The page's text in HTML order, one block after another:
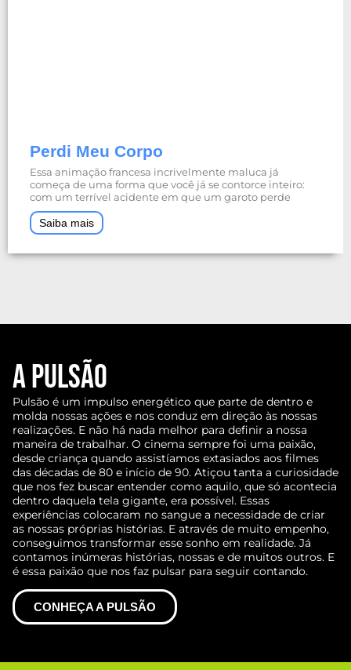
Perdi Meu Corpo
Essa animação francesa incrivelmente maluca já
começa de uma forma que você já se contorce inteiro:
com um terrível acidente em que um garoto perde
Saiba mais
A Pulsão
Pulsão é um impulso energético que parte de dentro e
molda nossas ações e nos conduz em direção às nossas
realizações. E não há nada melhor para definir a nossa
maneira de trabalhar. O cinema sempre foi uma paixão,
desde criança quando assistíamos extasiados aos filmes
das décadas de 80 e início de 90. Atiçou tanta a curiosidade
que nos fez buscar entender como aquilo, que só acontecia
dentro daquela tela gigante, era possível. Essas
experiências colocaram no sangue a necessidade de criar
as nossas próprias histórias. E através de muito empenho,
conseguimos transformar esse sonho em realidade. Já
contamos inúmeras histórias, nossas e de muitos outros. E
é essa paixão que nos faz pulsar para seguir contando.
CONHEÇA A PULSÃO